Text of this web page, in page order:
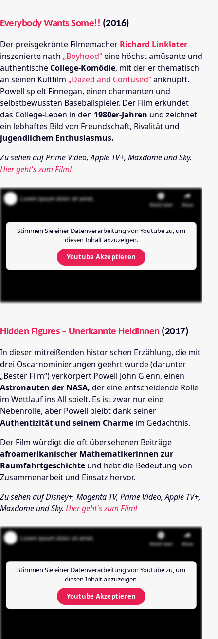
Everybody Wants Some!! (2016)
Der preisgekrönte Filmemacher Richard Linklater
inszenierte nach „Boyhood“eine höchst amüsante und
authentische College-Komödie, mit der er thematisch
an seinen Kultfilm „Dazed and Confused“anknüpft.
Powell spielt Finnegan, einen charmanten und
selbstbewussten Baseballspieler. Der Film erkundet
das College-Leben in den 1980er-Jahren und zeichnet
ein lebhaftes Bild von Freundschaft, Rivalität und
jugendlichem Enthusiasmus.
Zu sehen auf Prime Video, Apple TV+, Maxdome und Sky.
Hier geht's zum Film!
Stimmen Sie einer Datenverarbeitung von Youtubezu, um
diesen Inhalt anzuzeigen.
Youtube Akzeptieren
Hidden Figures – Unerkannte Heldinnen(2017)
In dieser mitreißenden historischen Erzählung, die mit
drei Oscarnominierungen geehrt wurde (darunter
„Bester Film“) verkörpert Powell John Glenn, einen
Astronauten der NASA, der eine entscheidende Rolle
im Wettlauf ins All spielt. Es ist zwar nur eine
Nebenrolle, aber Powell bleibt dank seiner
Authentizität und seinem Charme im Gedächtnis.
Der Film würdigt die oft übersehenen Beiträge
afroamerikanischer Mathematikerinnen zur
Raumfahrtgeschichte und hebt die Bedeutung von
Zusammenarbeit und Einsatz hervor.
Zu sehen auf Disney+, Magenta TV, Prime Video, Apple TV+,
Maxdome und Sky. Hier geht's zum Film!
Stimmen Sie einer Datenverarbeitung von Youtubezu, um
diesen Inhalt anzuzeigen.
Youtube Akzeptieren